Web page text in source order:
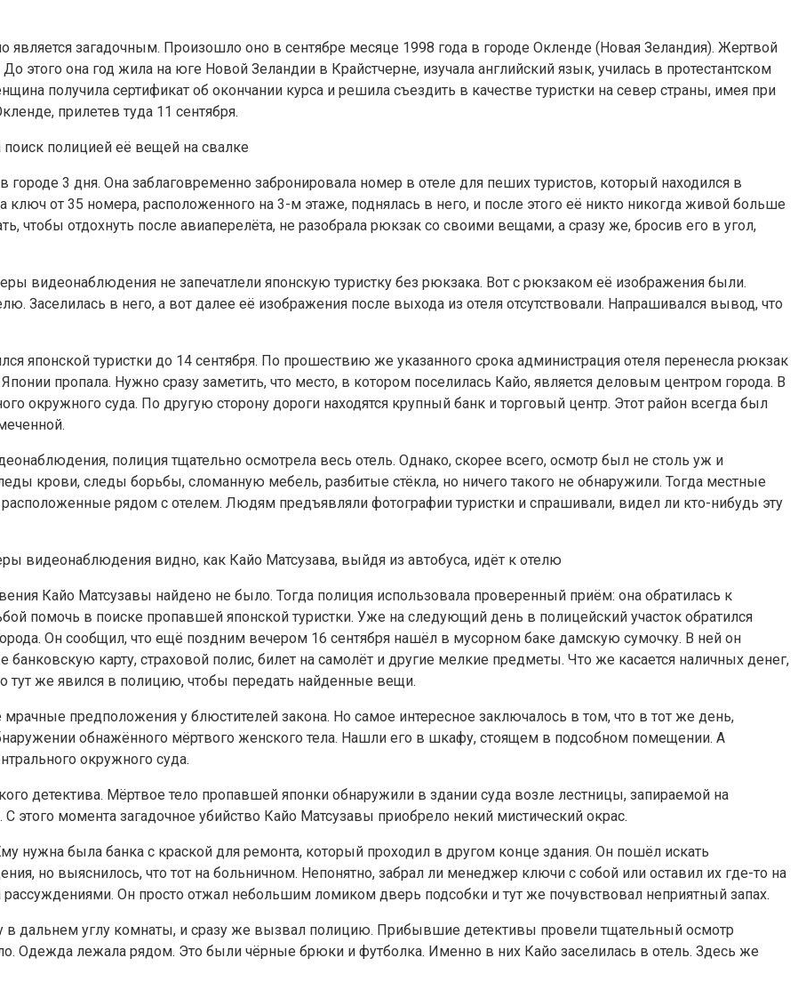
является загадочным. Произошло оно в сентябре месяце 1998 года в городе Окленде (Новая Зеландия). Жертвой
этого она год жила на юге Новой Зеландии в Крайстчерне, изучала английский язык, училась в протестантском
получила сертификат об окончании курса и решила съездить в качестве туристки на север страны, имея при
прилетев туда 11 сентября.
поиск полицией её вещей на свалке
3 дня. Она заблаговременно забронировала номер в отеле для пеших туристов, который находился в
от 35 номера, расположенного на 3-м этаже, поднялась в него, и после этого её никто никогда живой больше
чтобы отдохнуть после авиаперелёта, не разобрала рюкзак со своими вещами, а сразу же, бросив его в угол,
видеонаблюдения не запечатлели японскую туристку без рюкзака. Вот с рюкзаком её изображения были.
Заселилась в него, а вот далее её изображения после выхода из отеля отсутствовали. Напрашивался вывод, что
японской туристки до 14 сентября. По прошествию же указанного срока администрация отеля перенесла рюкзак
пропала. Нужно сразу заметить, что место, в котором поселилась Кайо, является деловым центром города. В
окружного суда. По другую сторону дороги находятся крупный банк и торговый центр. Этот район всегда был
полиция тщательно осмотрела весь отель. Однако, скорее всего, осмотр был не столь уж и
крови, следы борьбы, сломанную мебель, разбитые стёкла, но ничего такого не обнаружили. Тогда местные
рядом с отелем. Людям предъявляли фотографии туристки и спрашивали, видел ли кто-нибудь эту
видеонаблюдения видно, как Кайо Матсузава, выйдя из автобуса, идёт к отелю
Кайо Матсузавы найдено не было. Тогда полиция использовала проверенный приём: она обратилась к
помочь в поиске пропавшей японской туристки. Уже на следующий день в полицейский участок обратился
Он сообщил, что ещё поздним вечером 16 сентября нашёл в мусорном баке дамскую сумочку. В ней он
карту, страховой полис, билет на самолёт и другие мелкие предметы. Что же касается наличных денег,
тут же явился в полицию, чтобы передать найденные вещи.
предположения у блюстителей закона. Но самое интересное заключалось в том, что в тот же день,
обнажённого мёртвого женского тела. Нашли его в шкафу, стоящем в подсобном помещении. А
окружного суда.
детектива. Мёртвое тело пропавшей японки обнаружили в здании суда возле лестницы, запираемой на
момента загадочное убийство Кайо Матсузавы приобрело некий мистический окрас.
нужна была банка с краской для ремонта, который проходил в другом конце здания. Он пошёл искать
но выяснилось, что тот на больничном. Непонятно, забрал ли менеджер ключи с собой или оставил их где-то на
рассуждениями. Он просто отжал небольшим ломиком дверь подсобки и тут же почувствовал неприятный запах.
в дальнем углу комнаты, и сразу же вызвал полицию. Прибывшие детективы провели тщательный осмотр
Одежда лежала рядом. Это были чёрные брюки и футболка. Именно в них Кайо заселилась в отель. Здесь же